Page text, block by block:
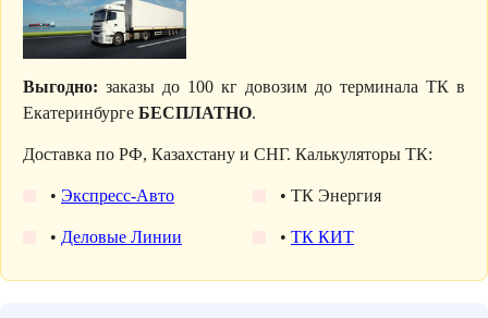
Выгодно: заказы до 100 кг довозим до терминала ТК в
Екатеринбурге БЕСПЛАТНО.
Доставка по РФ, Казахстану и СНГ. Калькуляторы ТК:
• Экспресс-Авто
• Деловые Линии
• ТК Энергия
• ТК КИТ